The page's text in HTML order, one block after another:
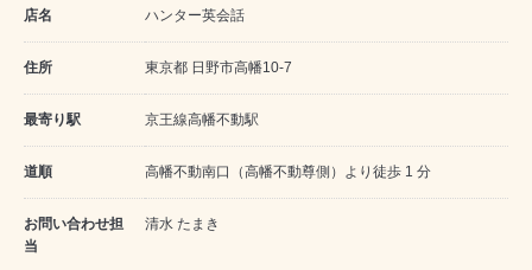
店名 ハンター英会話
住所 東京都 日野市高幡10-7
最寄り駅 京王線高幡不動駅
道順 高幡不動南口（高幡不動尊側）より徒歩 1 分
お問い合わせ担
当
清水 たまき